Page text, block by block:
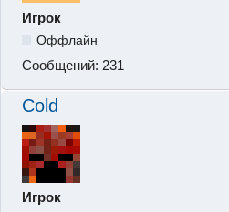
Игрок
Оффлайн
Сообщений: 231
Cold
Игрок